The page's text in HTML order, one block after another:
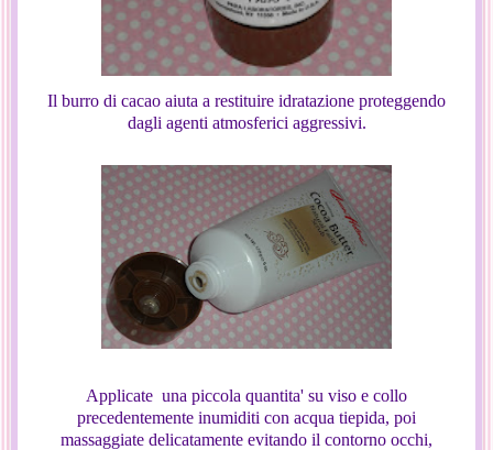
Il burro di cacao aiuta a restituire idratazione proteggendo
dagli agenti atmosferici aggressivi.
Applicate una piccola quantita' su viso e collo
precedentemente inumiditi con acqua tiepida, poi
massaggiate delicatamente evitando il contorno occhi,